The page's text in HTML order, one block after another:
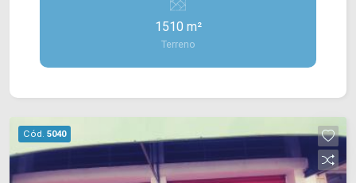
Rua São Vito, Av. Unitika e Av. Joaquim Boer,
contém fácil acesso a Av. Antônio Pinto Duarte e
a Rod. Anhanguera. Esta região conta com
equipe da Arbix Imóveis e agende a sua visita!!
WhatsApp e Telefone: (19) 3475-4546 ARBIX
IMÓVEIS - Presente em cada mudança!
1510 m²
Terreno
Cód. 5040